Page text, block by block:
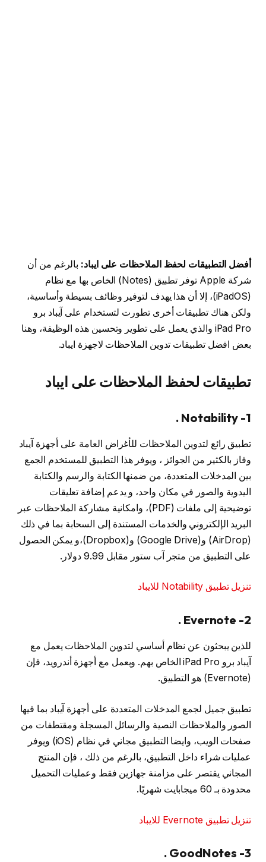
أفضل التطبيقات لحفظ الملاحظات على ايباد: بالرغم من أن
شركة Apple توفر تطبيق (Notes) الخاص بها مع نظام
(iPadOS)، إلا أن هذا يهدف لتوفير وظائف بسيطة وأساسية،
ولكن هناك تطبيقات أخرى تطورت لتستخدام على آيباد برو
iPad Pro والذي يعمل على تطوير وتحسين هذه الوظيفة، وهنا
بعض افضل تطبيقات تدوين الملاحظات لاجهزة ايباد.
تطبيقات لحفظ الملاحظات على ايباد
1- Notability .
تطبيق رائع لتدوين الملاحظات للأغراض العامة على أجهزة آيباد
وفاز بالكثير من الجوائز ، ويوفر هذا التطبيق للمستخدم الجمع
بين المدخلات المتعددة، من ضمنها الكتابة والرسم والكتابة
اليدوية والصور في مكان واحد، و يدعم إضافة تعليقات
توضيحية إلى ملفات (PDF)، وامكانية مشاركة الملاحظات عبر
البريد الإلكتروني والخدمات المستندة إلى السحابة بما في ذلك
(AirDrop) و(Google Drive) و(Dropbox)،و يمكن الحصول
على التطبيق من متجر آب ستور مقابل 9.99 دولار.
تنزيل تطبيق Notability للايباد
2- Evernote .
للذين يبحثون عن نظام أساسي لتدوين الملاحظات يعمل مع
آيباد برو iPad Pro الخاص بهم. ويعمل مع أجهزة أندرويد، فإن
(Evernote) هو التطبيق.
تطبيق جميل لجمع المدخلات المتعددة على أجهزة آيباد بما فيها
الصور والملاحظات النصية والرسائل المسجلة ومقتطفات من
صفحات الويب، وايضا التطبيق مجاني في نظام (iOS) ويوفر
عمليات شراء داخل التطبيق، بالرغم من ذلك ، فإن المنتج
المجاني يقتصر على مزامنة جهازين فقط وعمليات التحميل
محدودة بـ 60 ميجابايت شهريًا.
تنزيل تطبيق Evernote للايباد
3- GoodNotes .